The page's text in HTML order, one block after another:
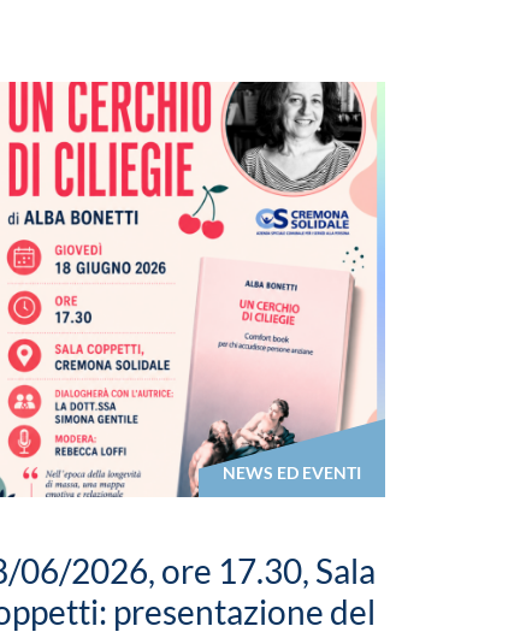
NEWS ED EVENTI
06/2026, ore 17.30, Sala
presentazione del